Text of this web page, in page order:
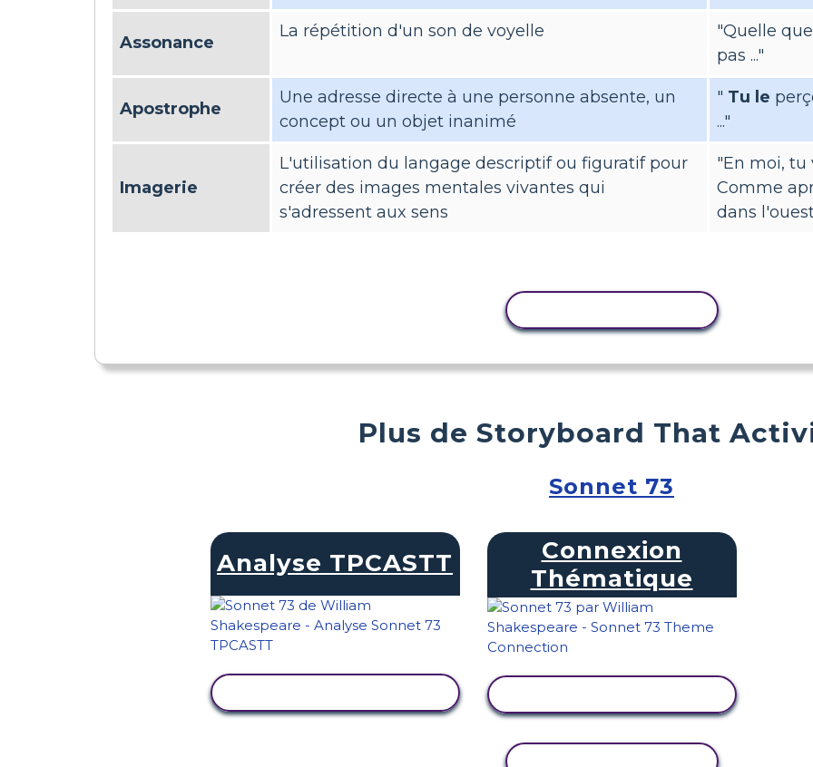
Assonance
La répétition d'un son de voyelle
"Quelle
pas ..."
Apostrophe
Une adresse directe à une personne absente, un
concept ou un objet inanimé
" Tu le
..."
Imagerie
L'utilisation du langage descriptif ou figuratif pour
créer des images mentales vivantes qui
s'adressent aux sens
"En moi, tu
Comme
dans l'ouest
Plus de Storyboard That
Sonnet 73
Analyse TPCASTT
Connexion
Thématique